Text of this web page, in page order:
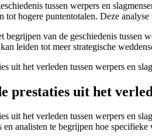
tussen werpers en
hogere puntentotalen. Deze
begrijpen van de geschiedenis tussen
leiden tot meer strategische
prestaties uit het
uit het verleden tussen werpers en
analisten te begrijpen hoe